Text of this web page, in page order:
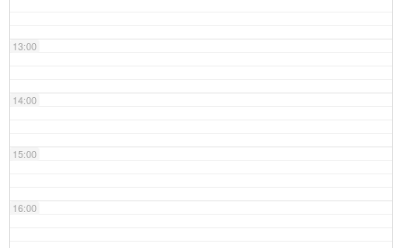
13:00
14:00
15:00
16:00